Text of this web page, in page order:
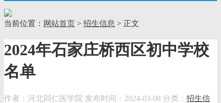
当前位置： 网站首页 > 招生信息 > 正文
2024年石家庄桥西区初中学校
名单
作者：河北同仁医学院 发布时间：2024-03-08 分类： 招生信